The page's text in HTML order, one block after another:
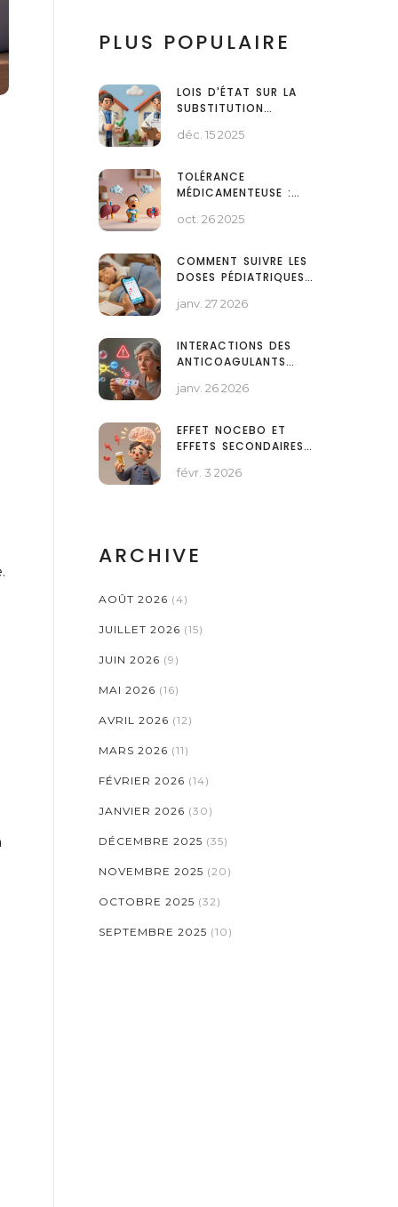
PLUS POPULAIRE
LOIS D'ÉTAT SUR LA
SUBSTITUTION
MÉLANGE COMPLEXE DE
ÉTATS-UNIS
déc. 15 2025
TOLÉRANCE
MÉDICAMENTEUSE :
SECONDAIRES
LE TEMPS ?
oct. 26 2025
COMMENT SUIVRE LES
DOSES PÉDIATRIQUES
APPLICATIONS ET DES
POSOLOGIE
janv. 27 2026
INTERACTIONS DES
ANTICOAGULANTS
(DOAC) AVEC
MÉDICAMENTS : GUIDE
COMPLET
janv. 26 2026
EFFET NOCEBO ET
EFFETS SECONDAIRES
PERCEPTION CONTRE
févr. 3 2026
ARCHIVE
AOÛT 2026 (4)
JUILLET 2026 (15)
JUIN 2026 (9)
MAI 2026 (16)
AVRIL 2026 (12)
MARS 2026 (11)
FÉVRIER 2026 (14)
JANVIER 2026 (30)
DÉCEMBRE 2025 (35)
NOVEMBRE 2025 (20)
OCTOBRE 2025 (32)
SEPTEMBRE 2025 (10)